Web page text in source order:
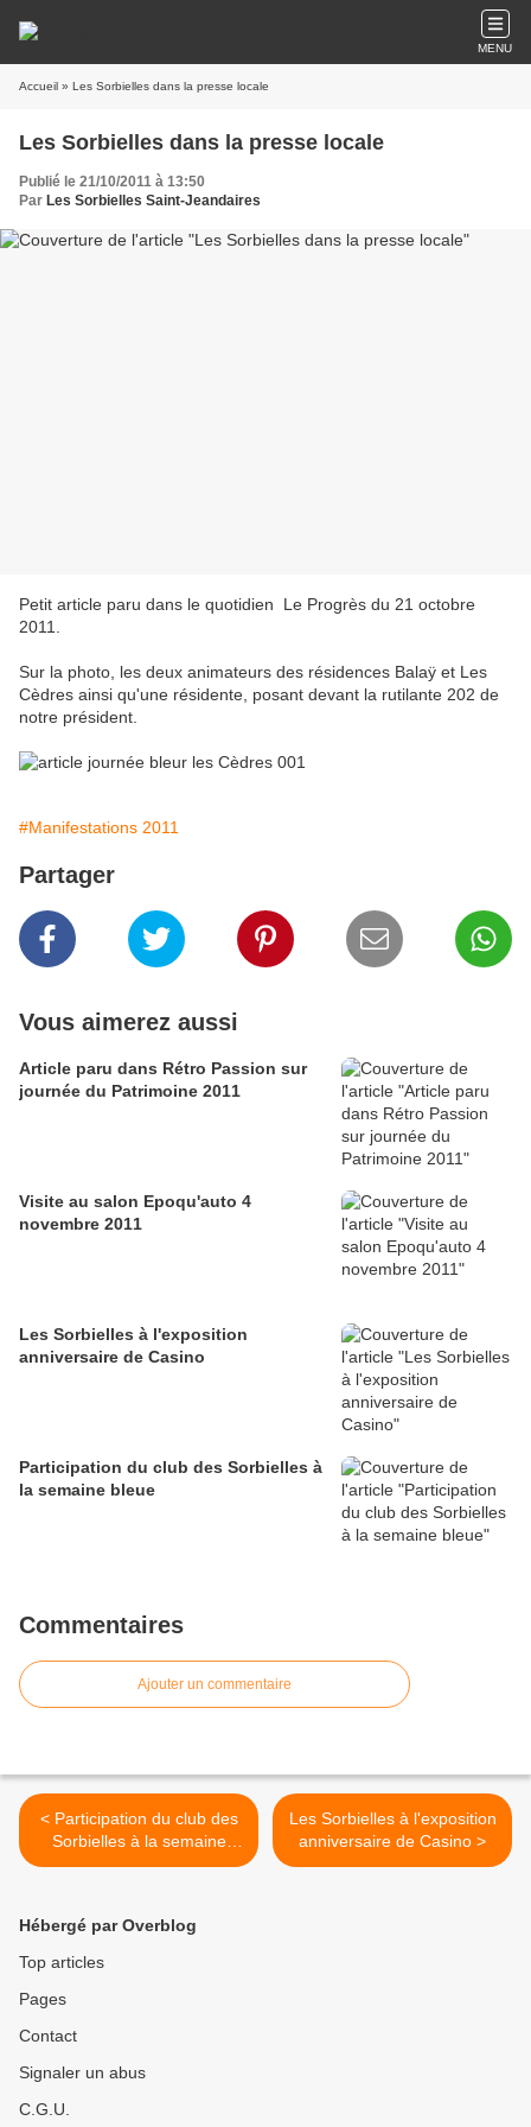
MENU
Accueil » Les Sorbielles dans la presse locale
Les Sorbielles dans la presse locale
Publié le 21/10/2011 à 13:50
Par Les Sorbielles Saint-Jeandaires
Petit article paru dans le quotidien Le Progrès du 21 octobre
2011.
Sur la photo, les deux animateurs des résidences Balaÿ et Les
Cèdres ainsi qu'une résidente, posant devant la rutilante 202 de
notre président.
#Manifestations 2011
Partager
Vous aimerez aussi
Article paru dans Rétro Passion sur
journée du Patrimoine 2011
Visite au salon Epoqu'auto 4
novembre 2011
Les Sorbielles à l'exposition
anniversaire de Casino
Participation du club des Sorbielles à
la semaine bleue
Commentaires
Ajouter un commentaire
< Participation du club des
Sorbielles à la semaine
bleue
Les Sorbielles à l'exposition
anniversaire de Casino >
Hébergé par Overblog
Top articles
Pages
Contact
Signaler un abus
C.G.U.